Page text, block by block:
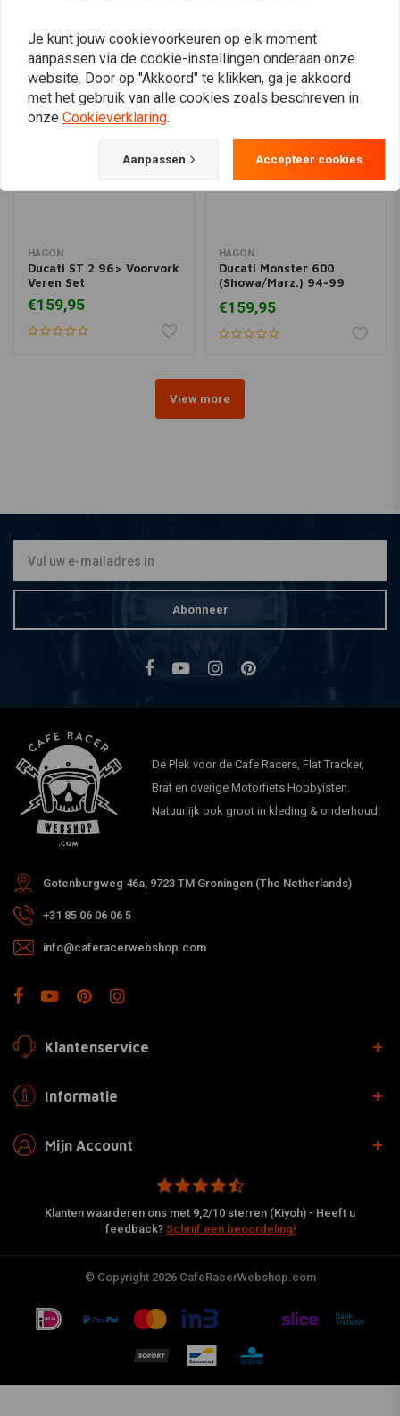
aanbevolen om de handleiding van je motorfiets of een professionele
monteur te raadplegen voor precieze richtlijnen voor de installatie.
Upgrade de vering van je Ducati met deze hoogwaardige vorkveren en
ervaar verbeterd rijcomfort en rijgedrag. Of je nu een klassieker
restaureert of je motorfiets verbetert, deze veren bieden de
HAGON
Ducati ST 2 96> Voorvork
Veren Set
€159,95
HAGON
Ducati Monster 600
(Showa/Marz.) 94-99
€159,95
View more
Abonneer
De Plek voor de Cafe Racers, Flat Tracker,
Brat en overige Motorfiets Hobbyisten.
Natuurlijk ook groot in kleding & onderhoud!
Gotenburgweg 46a, 9723 TM Groningen (The Netherlands)
+31 85 06 06 06 5
info@caferacerwebshop.com
Klantenservice
Informatie
Mijn Account
Klanten waarderen ons met 9,2/10 sterren (Kiyoh) - Heeft u
feedback? Schrijf een beoordeling!
© Copyright 2026 CafeRacerWebshop.com
Je kunt jouw cookievoorkeuren op elk moment
aanpassen via de cookie-instellingen onderaan onze
website. Door op "Akkoord" te klikken, ga je akkoord
met het gebruik van alle cookies zoals beschreven in
onze Cookieverklaring.
Aanpassen Accepteer cookies